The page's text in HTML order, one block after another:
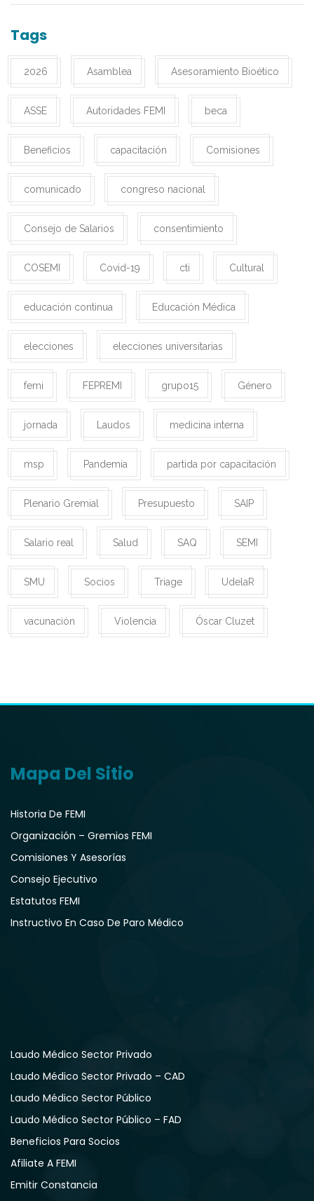
Tags
2026 Asamblea Asesoramiento Bioético
ASSE Autoridades FEMI beca
Beneficios capacitación Comisiones
comunicado congreso nacional
Consejo de Salarios consentimiento
COSEMI Covid-19 cti Cultural
educación continua Educación Médica
elecciones elecciones universitarias
femi FEPREMI grupo15 Género
jornada Laudos medicina interna
msp Pandemia partida por capacitación
Plenario Gremial Presupuesto SAIP
Salario real Salud SAQ SEMI
SMU Socios Triage UdelaR
vacunación Violencia Óscar Cluzet
Mapa Del Sitio
Historia De FEMI
Organización – Gremios FEMI
Comisiones Y Asesorías
Consejo Ejecutivo
Estatutos FEMI
Instructivo En Caso De Paro Médico
Laudo Médico Sector Privado
Laudo Médico Sector Privado – CAD
Laudo Médico Sector Público
Laudo Médico Sector Público – FAD
Beneficios Para Socios
Afiliate A FEMI
Emitir Constancia